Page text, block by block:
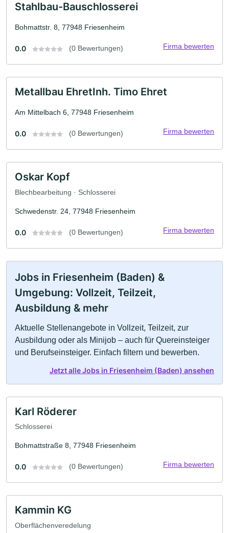
Stahlbau-Bauschlosserei
Bohmattstr. 8, 77948 Friesenheim
0.0 (0 Bewertungen) Firma bewerten
Metallbau EhretInh. Timo Ehret
Am Mittelbach 6, 77948 Friesenheim
0.0 (0 Bewertungen) Firma bewerten
Oskar Kopf
Blechbearbeitung · Schlosserei
Schwedenstr. 24, 77948 Friesenheim
0.0 (0 Bewertungen) Firma bewerten
Jobs in Friesenheim (Baden) &
Umgebung: Vollzeit, Teilzeit,
Ausbildung & mehr
Aktuelle Stellenangebote in Vollzeit, Teilzeit, zur
Ausbildung oder als Minijob – auch für Quereinsteiger
und Berufseinsteiger. Einfach filtern und bewerben.
Jetzt alle Jobs in Friesenheim (Baden) ansehen
Karl Röderer
Schlosserei
Bohmattstraße 8, 77948 Friesenheim
0.0 (0 Bewertungen) Firma bewerten
Kammin KG
Oberflächenveredelung